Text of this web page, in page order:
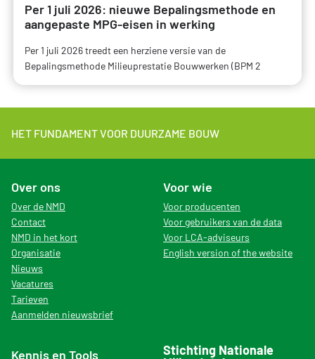
Per 1 juli 2026: nieuwe Bepalingsmethode en
aangepaste MPG-eisen in werking
Per 1 juli 2026 treedt een herziene versie van de
Bepalingsmethode Milieuprestatie Bouwwerken (BPM 2
HET FUNDAMENT VOOR DUURZAME BOUW
Over ons
Over de NMD
Contact
NMD in het kort
Organisatie
Nieuws
Vacatures
Tarieven
Aanmelden nieuwsbrief
Voor wie
Voor producenten
Voor gebruikers van de data
Voor LCA-adviseurs
English version of the website
Kennis en Tools
Stichting Nationale